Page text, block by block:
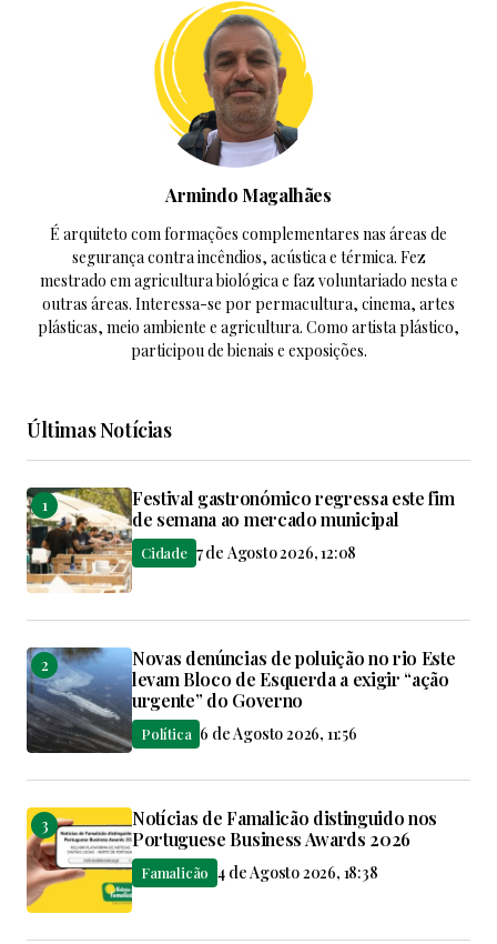
Armindo Magalhães
É arquiteto com formações complementares nas áreas de
segurança contra incêndios, acústica e térmica. Fez
mestrado em agricultura biológica e faz voluntariado nesta e
outras áreas. Interessa-se por permacultura, cinema, artes
plásticas, meio ambiente e agricultura. Como artista plástico,
participou de bienais e exposições.
Últimas Notícias
Festival gastronómico regressa este fim
de semana ao mercado municipal
Cidade 7 de Agosto 2026, 12:08
Novas denúncias de poluição no rio Este
levam Bloco de Esquerda a exigir “ação
urgente” do Governo
Política 6 de Agosto 2026, 11:56
Notícias de Famalicão distinguido nos
Portuguese Business Awards 2026
Famalicão 4 de Agosto 2026, 18:38